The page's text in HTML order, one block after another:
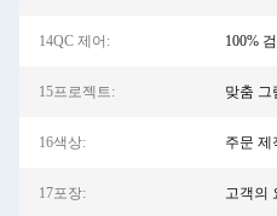
14QC 제어: 100%
15프로젝트: 맞춤 그
16색상: 주문 제
17포장: 고객의